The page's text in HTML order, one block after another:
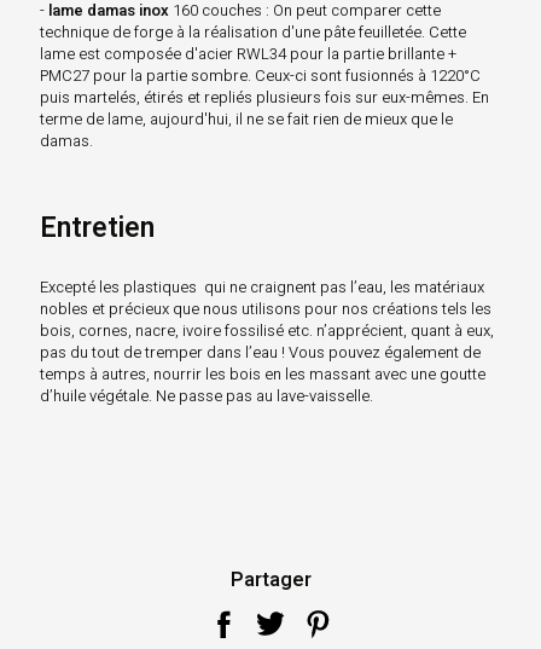
- lame damas inox160 couches : On peut comparer cette
technique de forge à la réalisation d'une pâte feuilletée. Cette
lame est composée d'acier RWL34 pour la partie brillante +
PMC27 pour la partie sombre. Ceux-ci sont fusionnés à 1220°C
puis martelés, étirés et repliés plusieurs fois sur eux-mêmes. En
terme de lame, aujourd'hui, il ne se fait rien de mieux que le
damas.
Entretien
Excepté les plastiques qui ne craignent pas l’eau, les matériaux
nobles et précieux que nous utilisons pour nos créations tels les
bois, cornes, nacre, ivoire fossilisé etc. n’apprécient, quant à eux,
pas du tout de tremper dans l’eau ! Vous pouvez également de
temps à autres, nourrir les bois en les massant avec une goutte
d’huile végétale. Ne passe pas au lave-vaisselle.
Partager